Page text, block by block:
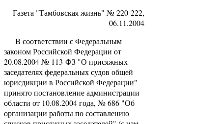
Газета "Тамбовская жизнь" № 220-222,
06.11.2004
В соответствии с Федеральным
законом Российской Федерации от
20.08.2004 № 113-ФЗ "О присяжных
заседателях федеральных судов общей
юрисдикции в Российской Федерации"
принято постановление администрации
области от 10.08.2004 года, № 686 "Об
организации работы по составлению